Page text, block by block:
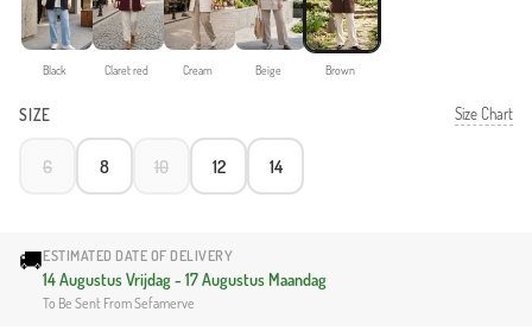
Black Claret red Cream Beige Brown
SIZE Size Chart
6 8 10 12 14
🚚ESTIMATED DATE OF DELIVERY
14 Augustus Vrijdag - 17 Augustus Maandag
To Be Sent From Sefamerve